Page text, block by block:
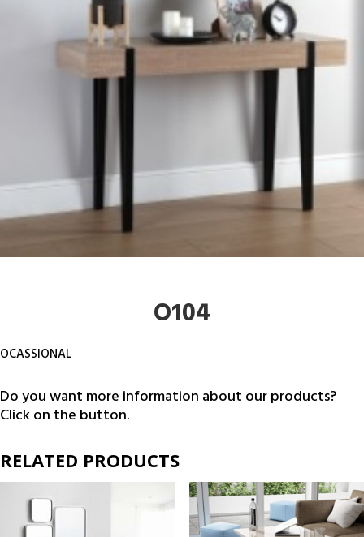
O104
OCASSIONAL
Do you want more information about our products?
Click on the button.
RELATED PRODUCTS